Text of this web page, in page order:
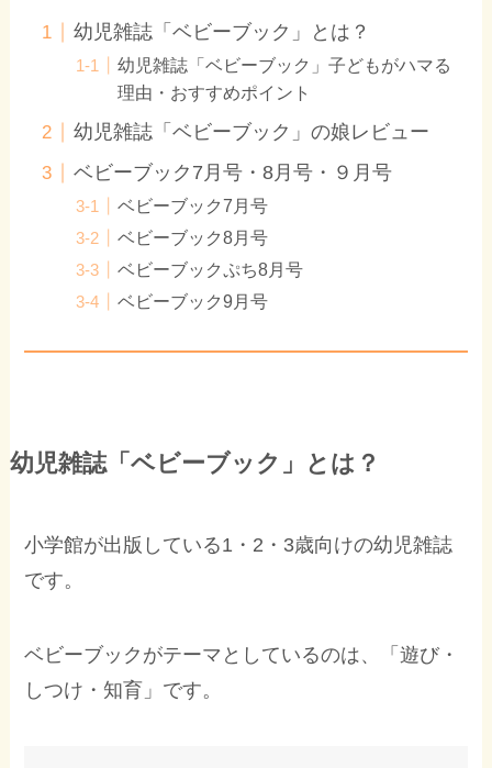
幼児雑誌「ベビーブック」とは？
幼児雑誌「ベビーブック」子どもがハマる
理由・おすすめポイント
幼児雑誌「ベビーブック」の娘レビュー
ベビーブック7月号・8月号・９月号
ベビーブック7月号
ベビーブック8月号
ベビーブックぷち8月号
ベビーブック9月号
幼児雑誌「ベビーブック」とは？
小学館が出版している1・2・3歳向けの幼児雑誌
です。
ベビーブックがテーマとしているのは、「遊び・
しつけ・知育 」です。